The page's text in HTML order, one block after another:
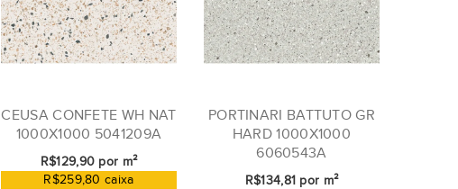
CEUSA CONFETE WH NAT
1000X1000 5041209A
R$129,90 por m²
R$259,80 caixa
PORTINARI BATTUTO GR
HARD 1000X1000
6060543A
R$134,81 por m²